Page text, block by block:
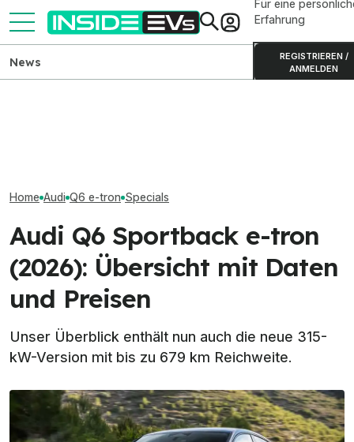
Für eine
Erfahrung
REGISTRIEREN /
ANMELDEN
News
Home Audi Q6 e-tron Specials
Audi Q6 Sportback e-tron
(2026): Übersicht mit Daten
und Preisen
Unser Überblick enthält nun auch die neue 315-
kW-Version mit bis zu 679 km Reichweite.